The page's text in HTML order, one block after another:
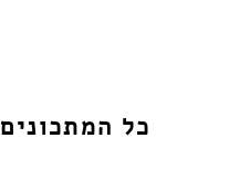
כל המתכונים